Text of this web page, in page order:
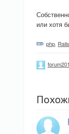
или хотя
php Rails